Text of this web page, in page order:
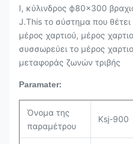
Ι, κύλινδρος ф80×300
J.This το σύστημα που
μέρος χαρτιού, μέρος
συσσωρεύει το μέρος
μεταφοράς ζωνών τριβής
Paramater:
Όνομα της
παραμέτρου
Ksj-900